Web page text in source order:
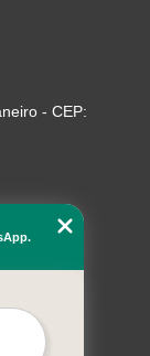
- CEP: